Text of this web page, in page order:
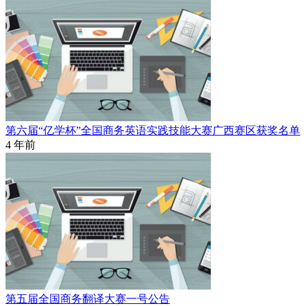
第六届“亿学杯”全国商务英语实践技能大赛广西赛区获奖名单
4 年前
第五届全国商务翻译大赛一号公告